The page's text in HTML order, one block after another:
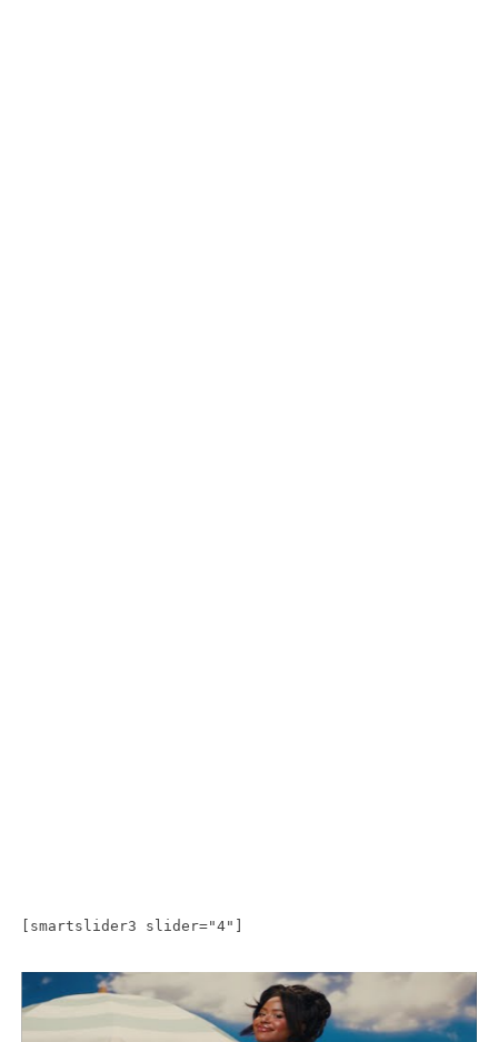
[smartslider3 slider="4"]